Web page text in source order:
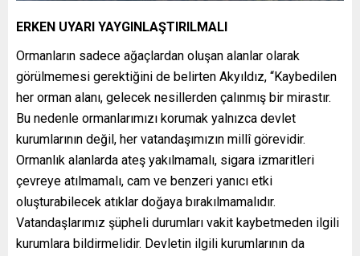
ERKEN UYARI YAYGINLAŞTIRILMALI
Ormanların sadece ağaçlardan oluşan alanlar olarak
görülmemesi gerektiğini de belirten Akyıldız, “Kaybedilen
her orman alanı, gelecek nesillerden çalınmış bir mirastır.
Bu nedenle ormanlarımızı korumak yalnızca devlet
kurumlarının değil, her vatandaşımızın millî görevidir.
Ormanlık alanlarda ateş yakılmamalı, sigara izmaritleri
çevreye atılmamalı, cam ve benzeri yanıcı etki
oluşturabilecek atıklar doğaya bırakılmamalıdır.
Vatandaşlarımız şüpheli durumları vakit kaybetmeden ilgili
kurumlara bildirmelidir. Devletin ilgili kurumlarının da